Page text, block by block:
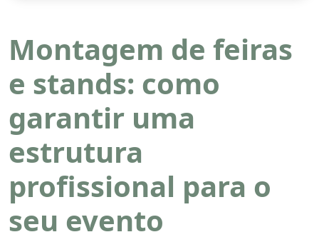
Montagem de feiras
e stands: como
garantir uma
estrutura
profissional para o
seu evento